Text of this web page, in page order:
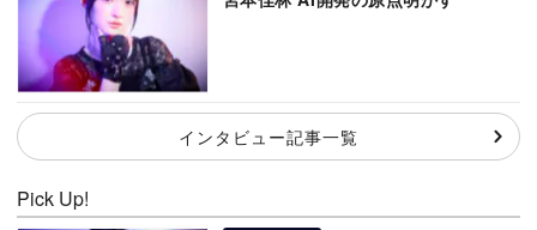
インタビュー記事一覧
Pick Up!